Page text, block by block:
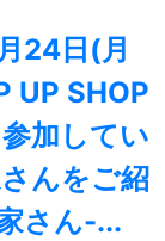
24日(月
UP SHOP
加してい
んをご紹
さん-...